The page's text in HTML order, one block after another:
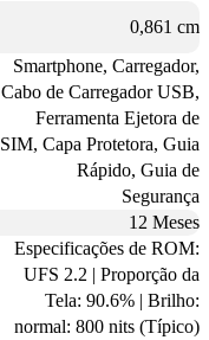
0,861 cm
Smartphone, Carregador,
Cabo de Carregador USB,
Ferramenta Ejetora de
SIM, Capa Protetora, Guia
Rápido, Guia de
Segurança
12 Meses
Especificações de ROM:
UFS 2.2 | Proporção da
Tela: 90.6% | Brilho:
normal: 800 nits (Típico)